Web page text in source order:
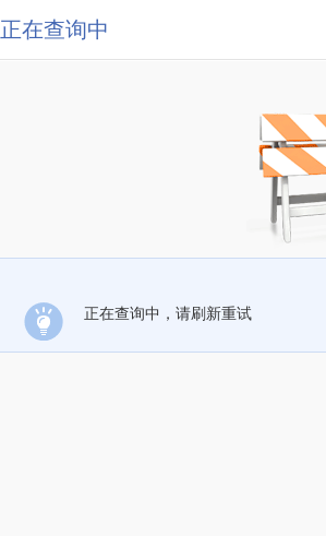
正在查询中
正在查询中，请刷新重试